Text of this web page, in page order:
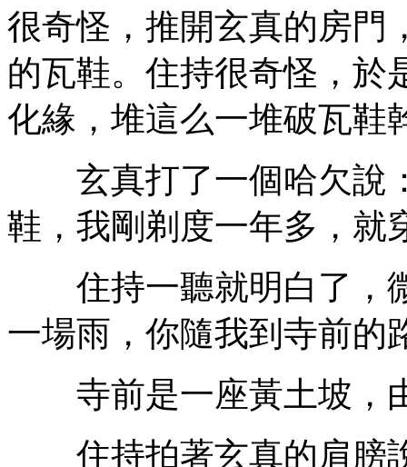
很奇怪，推開玄真的房門
的瓦鞋。住持很奇怪，於
化緣，堆這么一堆破瓦鞋
玄真打了一個哈欠說
鞋，我剛剃度一年多，就
住持一聽就明白了，
一場雨，你隨我到寺前的
寺前是一座黃土坡，
住持拍著玄真的肩膀